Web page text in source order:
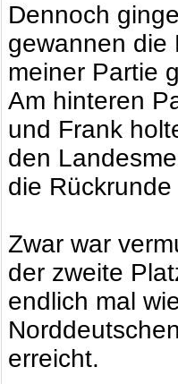
Dennoch
gewannen die
meiner Partie
Am hinteren
und Frank
den
die
Zwar war
der zweite
endlich mal
erreicht.